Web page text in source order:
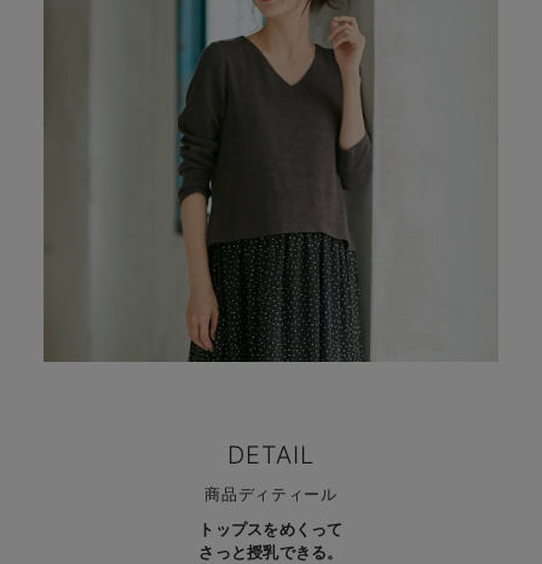
DETAIL
商品ディティール
トップスをめくって
さっと授乳できる。